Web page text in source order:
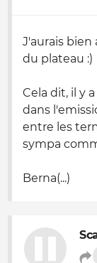
J'aurais bien
du plateau :)
Cela dit, il y
dans
entre les
sympa
Berna(...)